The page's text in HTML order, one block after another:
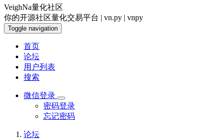
VeighNa量化社区
你的开源社区量化交易平台 | vn.py | vnpy
Toggle navigation
首页
论坛
用户列表
搜索
微信登录
密码登录
忘记密码
论坛